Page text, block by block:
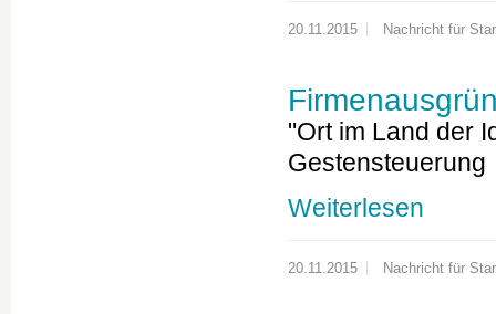
20.11.2015 Nachricht für
"Ort im Land der
Gestensteuerung
Weiterlesen
20.11.2015 Nachricht für